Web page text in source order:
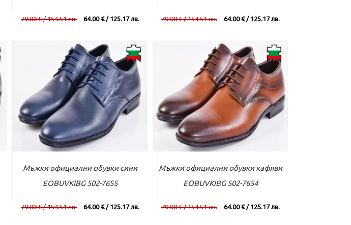
79.00 € / 154.51 лв. 64.00 € / 125.17 лв. 79.00 € / 154.51 лв. 64.00 € / 125.17 лв.
Към касата Виж повече
Мъжки официални обувки сини
EOBUVKIBG 502-7655
79.00 € / 154.51 лв. 64.00 € / 125.17 лв.
Към касата Виж повече
Мъжки официални обувки кафяви
EOBUVKIBG 502-7654
79.00 € / 154.51 лв. 64.00 € / 125.17 лв.